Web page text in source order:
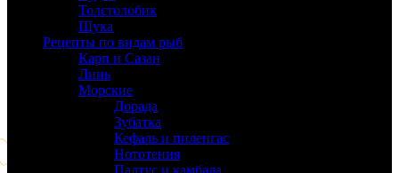
Толстолобик
Щука
Рецепты по видам рыб
Карп и Сазан
Линь
Морские
Дорада
Зубатка
Кефаль и пиленгас
Нототения
Палтус и камбала